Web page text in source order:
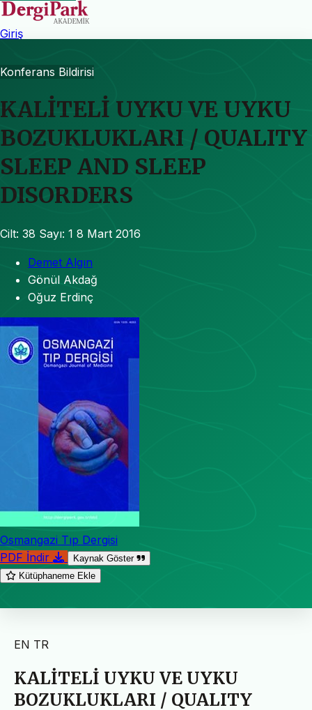
Giriş
Konferans Bildirisi
KALİTELİ UYKU VE UYKU
BOZUKLUKLARI / QUALITY
SLEEP AND SLEEP
DISORDERS
Cilt: 38 Sayı: 1 8 Mart 2016
Demet Algın
Gönül Akdağ
Oğuz Erdinç
Osmangazi Tıp Dergisi
PDF İndir
Kaynak Göster
Kütüphaneme Ekle
EN TR
KALİTELİ UYKU VE UYKU
BOZUKLUKLARI / QUALITY